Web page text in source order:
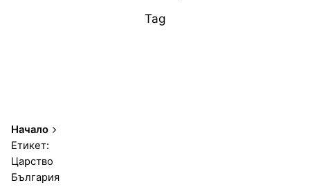
Tag
Начало
Етикет:
Царство
България